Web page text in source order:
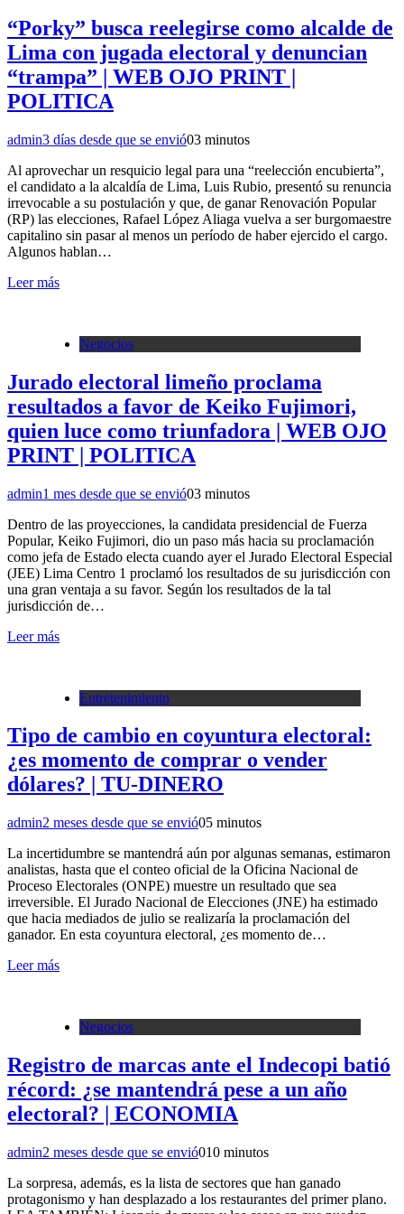
“Porky” busca reelegirse como alcalde de
Lima con jugada electoral y denuncian
“trampa” | WEB OJO PRINT |
POLITICA
admin3 días desde que se envió03 minutos
Al aprovechar un resquicio legal para una “reelección encubierta”,
el candidato a la alcaldía de Lima, Luis Rubio, presentó su renuncia
irrevocable a su postulación y que, de ganar Renovación Popular
(RP) las elecciones, Rafael López Aliaga vuelva a ser burgomaestre
capitalino sin pasar al menos un período de haber ejercido el cargo.
Algunos hablan…
Leer más
Negocios
Jurado electoral limeño proclama
resultados a favor de Keiko Fujimori,
quien luce como triunfadora | WEB OJO
PRINT | POLITICA
admin1 mes desde que se envió03 minutos
Dentro de las proyecciones, la candidata presidencial de Fuerza
Popular, Keiko Fujimori, dio un paso más hacia su proclamación
como jefa de Estado electa cuando ayer el Jurado Electoral Especial
(JEE) Lima Centro 1 proclamó los resultados de su jurisdicción con
una gran ventaja a su favor. Según los resultados de la tal
jurisdicción de…
Leer más
Entretenimiento
Tipo de cambio en coyuntura electoral:
¿es momento de comprar o vender
dólares? | TU-DINERO
admin2 meses desde que se envió05 minutos
La incertidumbre se mantendrá aún por algunas semanas, estimaron
analistas, hasta que el conteo oficial de la Oficina Nacional de
Proceso Electorales (ONPE) muestre un resultado que sea
irreversible. El Jurado Nacional de Elecciones (JNE) ha estimado
que hacia mediados de julio se realizaría la proclamación del
ganador. En esta coyuntura electoral, ¿es momento de…
Leer más
Negocios
Registro de marcas ante el Indecopi batió
récord: ¿se mantendrá pese a un año
electoral? | ECONOMIA
admin2 meses desde que se envió010 minutos
La sorpresa, además, es la lista de sectores que han ganado
protagonismo y han desplazado a los restaurantes del primer plano.